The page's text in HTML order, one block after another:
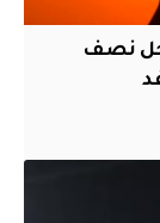
نصف